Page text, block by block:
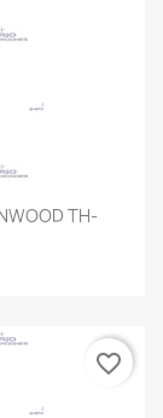
TH-
favorite_border